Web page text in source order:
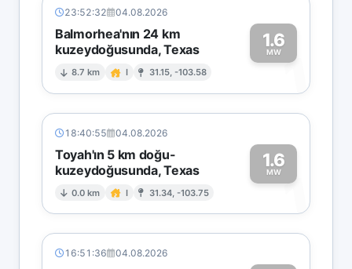
23:52:32 04.08.2026
Balmorhea'nın 24 km
kuzeydoğusunda, Texas
8.7 km I 31.15, -103.58
1.6
MW1
18:40:55 04.08.2026
Toyah'ın 5 km doğu-
kuzeydoğusunda, Texas
0.0 km I 31.34, -103.75
1.6
MW1
16:51:36 04.08.2026